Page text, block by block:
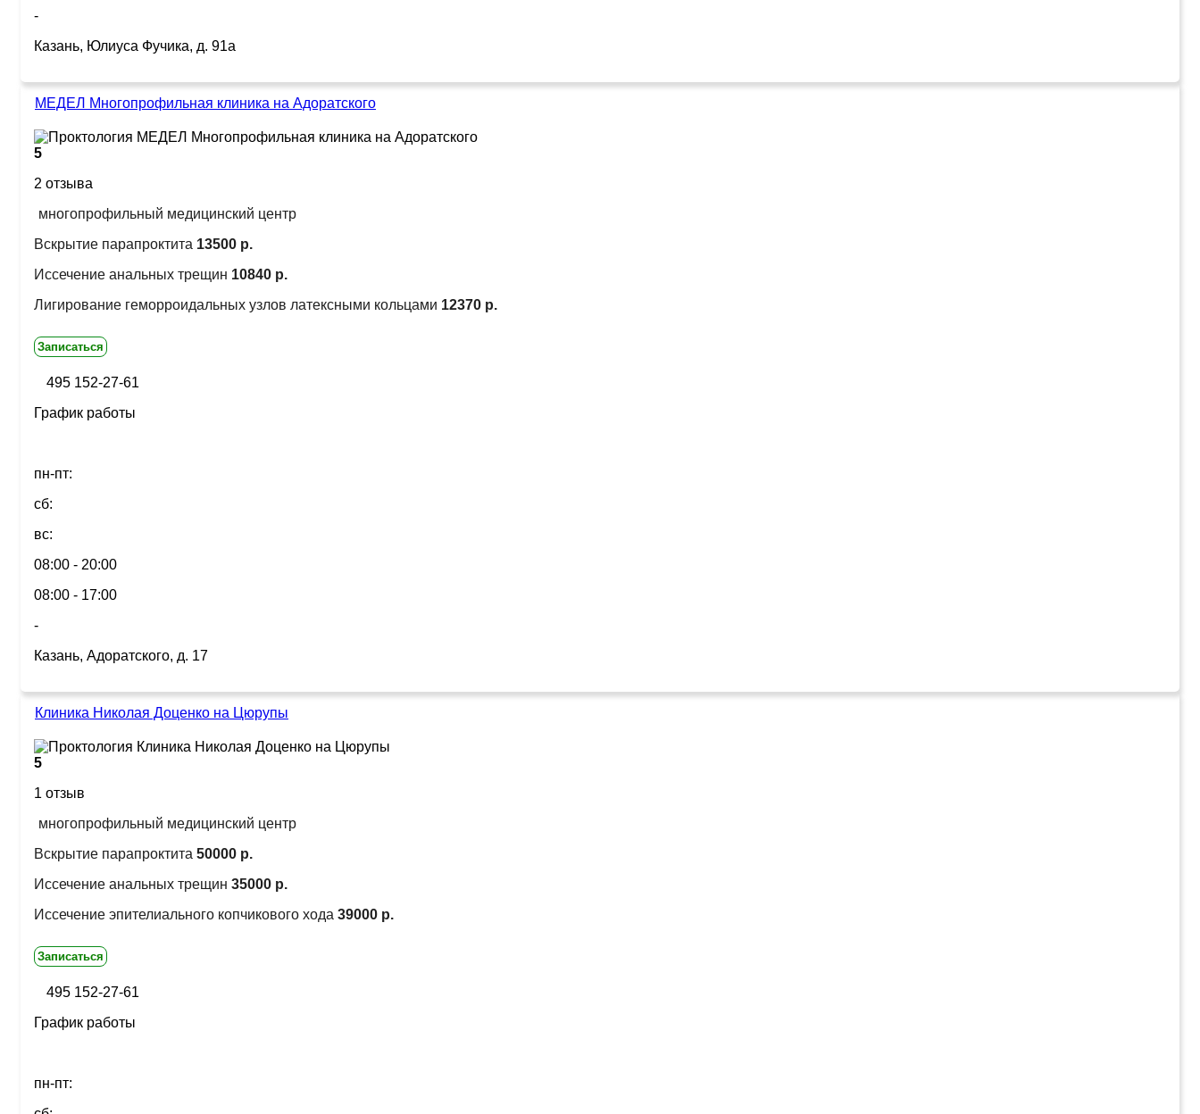
-
Казань, Юлиуса Фучика, д. 91а
МЕДЕЛ Многопрофильная клиника на Адоратского
5
2 отзыва
многопрофильный медицинский центр
Вскрытие парапроктита 13500 р.
Иссечение анальных трещин 10840 р.
Лигирование геморроидальных узлов латексными кольцами 12370 р.
Записаться
495 152-27-61
График работы
пн-пт:
сб:
вс:
08:00 - 20:00
08:00 - 17:00
-
Казань, Адоратского, д. 17
Клиника Николая Доценко на Цюрупы
5
1 отзыв
многопрофильный медицинский центр
Вскрытие парапроктита 50000 р.
Иссечение анальных трещин 35000 р.
Иссечение эпителиального копчикового хода 39000 р.
Записаться
495 152-27-61
График работы
пн-пт: